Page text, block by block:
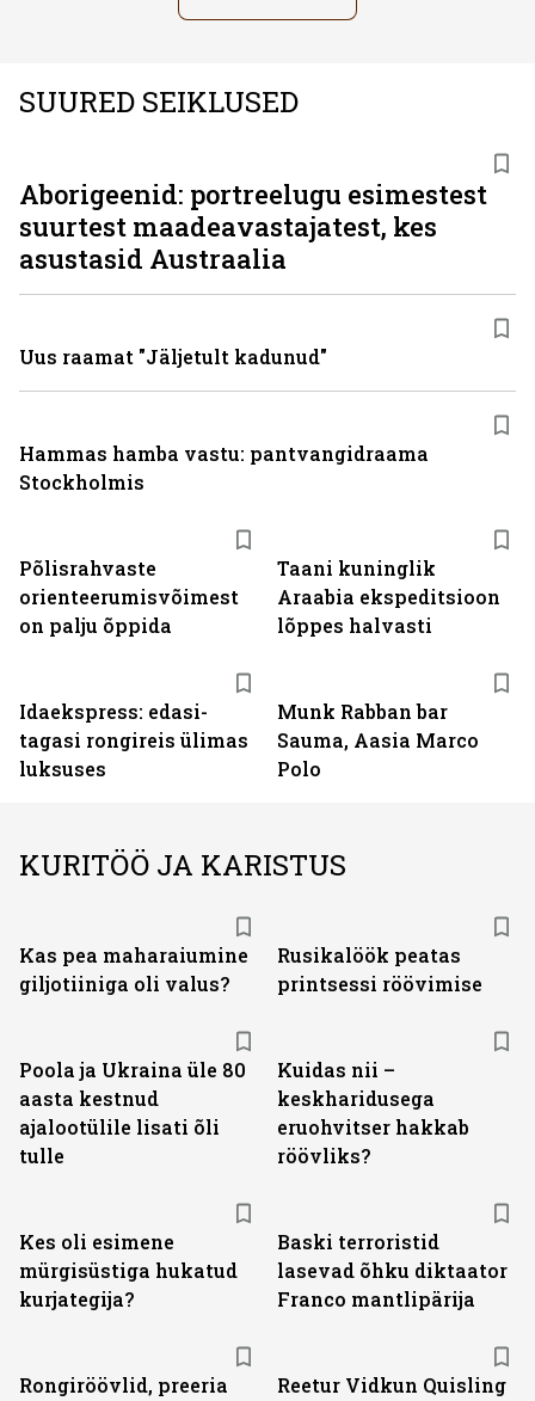
SUURED SEIKLUSED
Põlisrahvaste
orienteerumisvõimest
on palju õppida
Taani kuninglik
Araabia ekspeditsioon
lõppes halvasti
Idaekspress: edasi-
tagasi rongireis ülimas
luksuses
Munk Rabban bar
Sauma, Aasia Marco
Polo
Aborigeenid: portreelugu esimestest
suurtest maadeavastajatest, kes
asustasid Austraalia
Uus raamat "Jäljetult kadunud"
Hammas hamba vastu: pantvangi­draama
Stockholmis
KURITÖÖ JA KARISTUS
Kas pea maharaiumine
giljotiiniga oli valus?
Rusikalöök peatas
printsessi röövimise
Poola ja Ukraina üle 80
aasta kestnud
ajalootülile lisati õli
tulle
Kuidas nii –
keskharidusega
eruohvitser hakkab
röövliks?
Kes oli esimene
mürgisüstiga hukatud
kurjategija?
Baski terroristid
lasevad õhku diktaator
Franco mantlipärija
Rongiröövlid, preeria Reetur Vidkun Quisling